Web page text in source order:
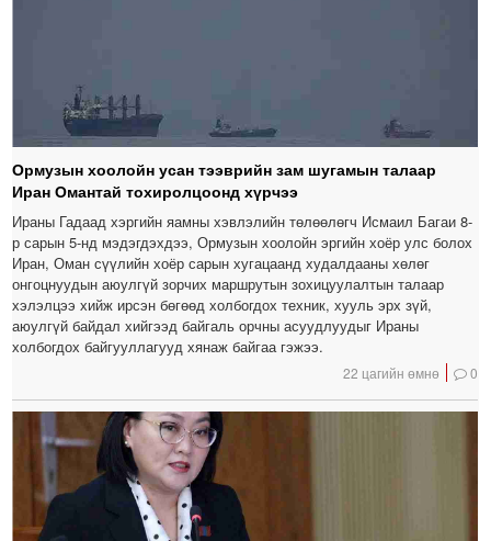
Ормузын хоолойн усан тээврийн зам шугамын талаар
Иран Омантай тохиролцоонд хүрчээ
Ираны Гадаад хэргийн яамны хэвлэлийн төлөөлөгч Исмаил Багаи 8-
р сарын 5-нд мэдэгдэхдээ, Ормузын хоолойн эргийн хоёр улс болох
Иран, Оман сүүлийн хоёр сарын хугацаанд худалдааны хөлөг
онгоцнуудын аюулгүй зорчих маршрутын зохицуулалтын талаар
хэлэлцээ хийж ирсэн бөгөөд холбогдох техник, хууль эрх зүй,
аюулгүй байдал хийгээд байгаль орчны асуудлуудыг Ираны
холбогдох байгууллагууд хянаж байгаа гэжээ.
22 цагийн өмнө 0